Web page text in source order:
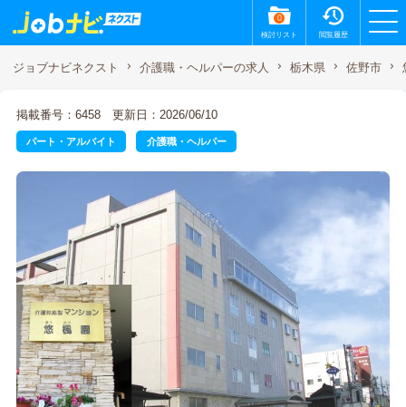
0
検討リスト 閲覧履歴
ジョブナビネクスト 介護職・ヘルパーの求人 栃木県 佐野市
掲載番号：6458 更新日：2026/06/10
パート・アルバイト 介護職・ヘルパー